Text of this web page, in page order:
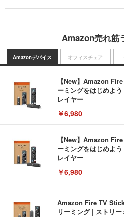
Amazon売れ筋
Amazonデバイス
【New】Amazon
ーミングをはじめよ
レイヤー
￥6,980
【New】Amazon
ーミングをはじめよ
レイヤー
￥6,980
Amazon Fire TV
リーミング | ストリ
オフィスチェア